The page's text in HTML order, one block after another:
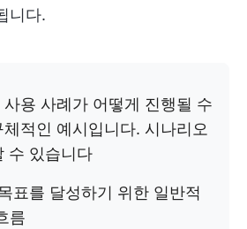
니다.
용 사례가 어떻게 진행될 수
적인 예시입니다. 시나리오
수 있습니다
표를 달성하기 위한 일반적
름